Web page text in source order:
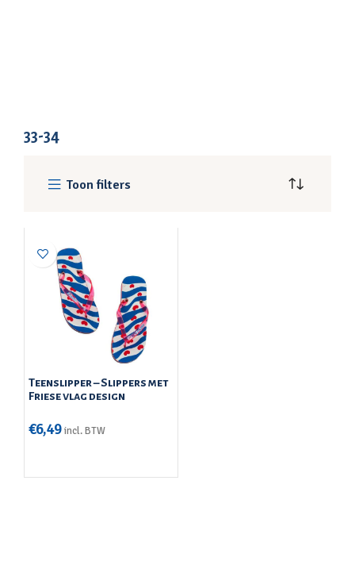
33-34
Toon filters
Teenslipper – Slippers met
Friese vlag design
€6,49 incl. BTW